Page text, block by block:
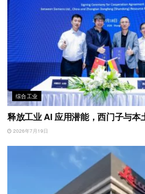
综合工业
释放工业 AI 应用潜能，西门子与本
2026年7月19日